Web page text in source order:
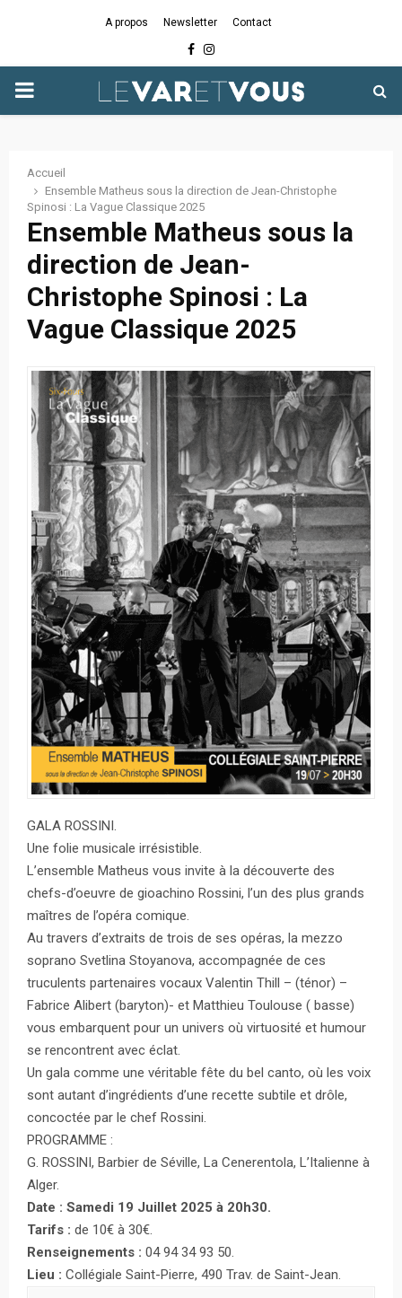
A propos Newsletter Contact
Facebook
Instagram
PRIMARY
Accueil
Ensemble Matheus sous la direction de Jean-Christophe
Spinosi : La Vague Classique 2025
Ensemble Matheus sous la
direction de Jean-
Christophe Spinosi : La
Vague Classique 2025
GALA ROSSINI.
Une folie musicale irrésistible.
L’ensemble Matheus vous invite à la découverte des
chefs-d’oeuvre de gioachino Rossini, l’un des plus grands
maîtres de l’opéra comique.
Au travers d’extraits de trois de ses opéras, la mezzo
soprano Svetlina Stoyanova, accompagnée de ces
truculents partenaires vocaux Valentin Thill – (ténor) –
Fabrice Alibert (baryton)- et Matthieu Toulouse ( basse)
vous embarquent pour un univers où virtuosité et humour
se rencontrent avec éclat.
Un gala comme une véritable fête du bel canto, où les voix
sont autant d’ingrédients d’une recette subtile et drôle,
concoctée par le chef Rossini.
PROGRAMME :
G. ROSSINI, Barbier de Séville, La Cenerentola, L’Italienne à
Alger.
Date : Samedi 19 Juillet 2025 à 20h30.
Tarifs : de 10€ à 30€.
Renseignements : 04 94 34 93 50.
Lieu : Collégiale Saint-Pierre, 490 Trav. de Saint-Jean.